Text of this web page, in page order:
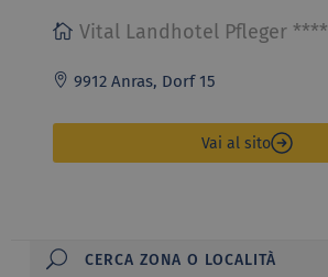
Vital Landhotel Pfleger ****
9912 Anras, Dorf 15
Vai al sito